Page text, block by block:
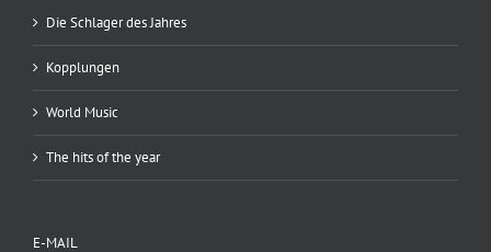
Die Schlager des Jahres
Kopplungen
World Music
The hits of the year
E-MAIL